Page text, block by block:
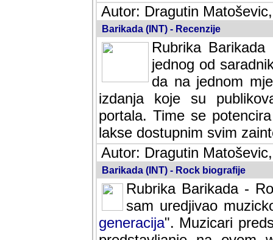
Autor: Dragutin
Barikada (INT) - Recenzije
Rubrika
jednog od
da na jednom
izdanja koje su
portala. Time se
lakse dostupnim svim
Autor: Dragutin
Barikada (INT) - Rock biografije
Rubrika Barikada -
sam uredjivao
generacija". Muzicari